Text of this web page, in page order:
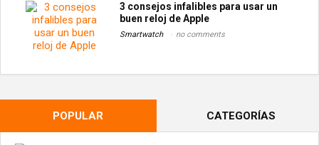
3 consejos infalibles para usar un
buen reloj de Apple
Smartwatch no comments
POPULAR CATEGORÍAS